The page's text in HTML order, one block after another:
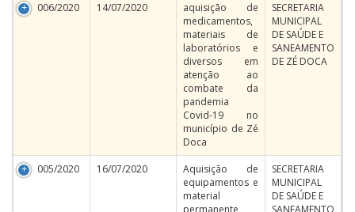
006/2020 14/07/2020
aquisição de
medicamentos,
materiais de
laboratórios e
diversos em
atenção ao
combate da
pandemia
Covid-19 no
município de Zé
Doca
SECRETARIA
MUNICIPAL
DE SAÚDE E
SANEAMENTO
DE ZÉ DOCA
005/2020 16/07/2020
Aquisição de
equipamentos e
material
permanente
SECRETARIA
MUNICIPAL
DE SAÚDE E
SANEAMENTO